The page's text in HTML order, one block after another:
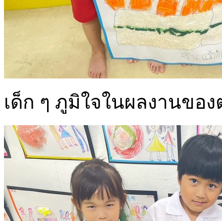
เด็ก ๆ ภูมิใจในผลงานของ